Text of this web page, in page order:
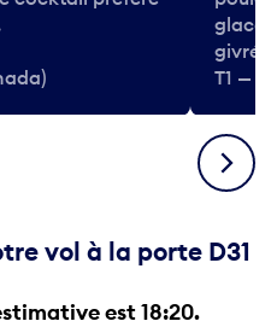
T1 —
Suivant
afin de